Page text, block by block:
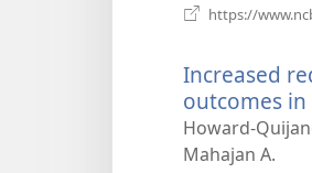
https://
Increased
outcomes
Howard-
Mahajan A.